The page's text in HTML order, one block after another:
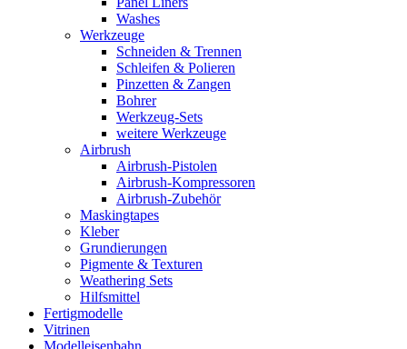
Washes
Werkzeuge
Schneiden & Trennen
Schleifen & Polieren
Pinzetten & Zangen
Bohrer
Werkzeug-Sets
weitere Werkzeuge
Airbrush
Airbrush-Pistolen
Airbrush-Kompressoren
Airbrush-Zubehör
Maskingtapes
Kleber
Grundierungen
Pigmente & Texturen
Weathering Sets
Hilfsmittel
Fertigmodelle
Vitrinen
Modelleisenbahn